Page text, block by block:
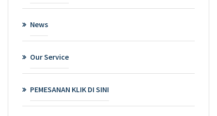
News
Our Service
PEMESANAN KLIK DI SINI